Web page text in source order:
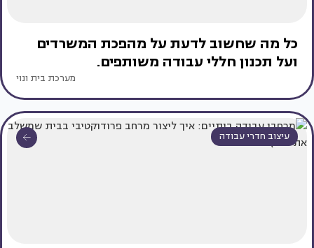
כל מה שחשוב לדעת על מהפכת המשרדים
ועל תכנון חללי עבודה משותפים.
מערכת בית ונוי
עיצוב חדרי עבודה